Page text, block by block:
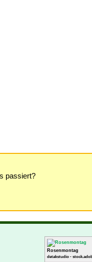
passiert?
Rosenmontag
detakstudio -